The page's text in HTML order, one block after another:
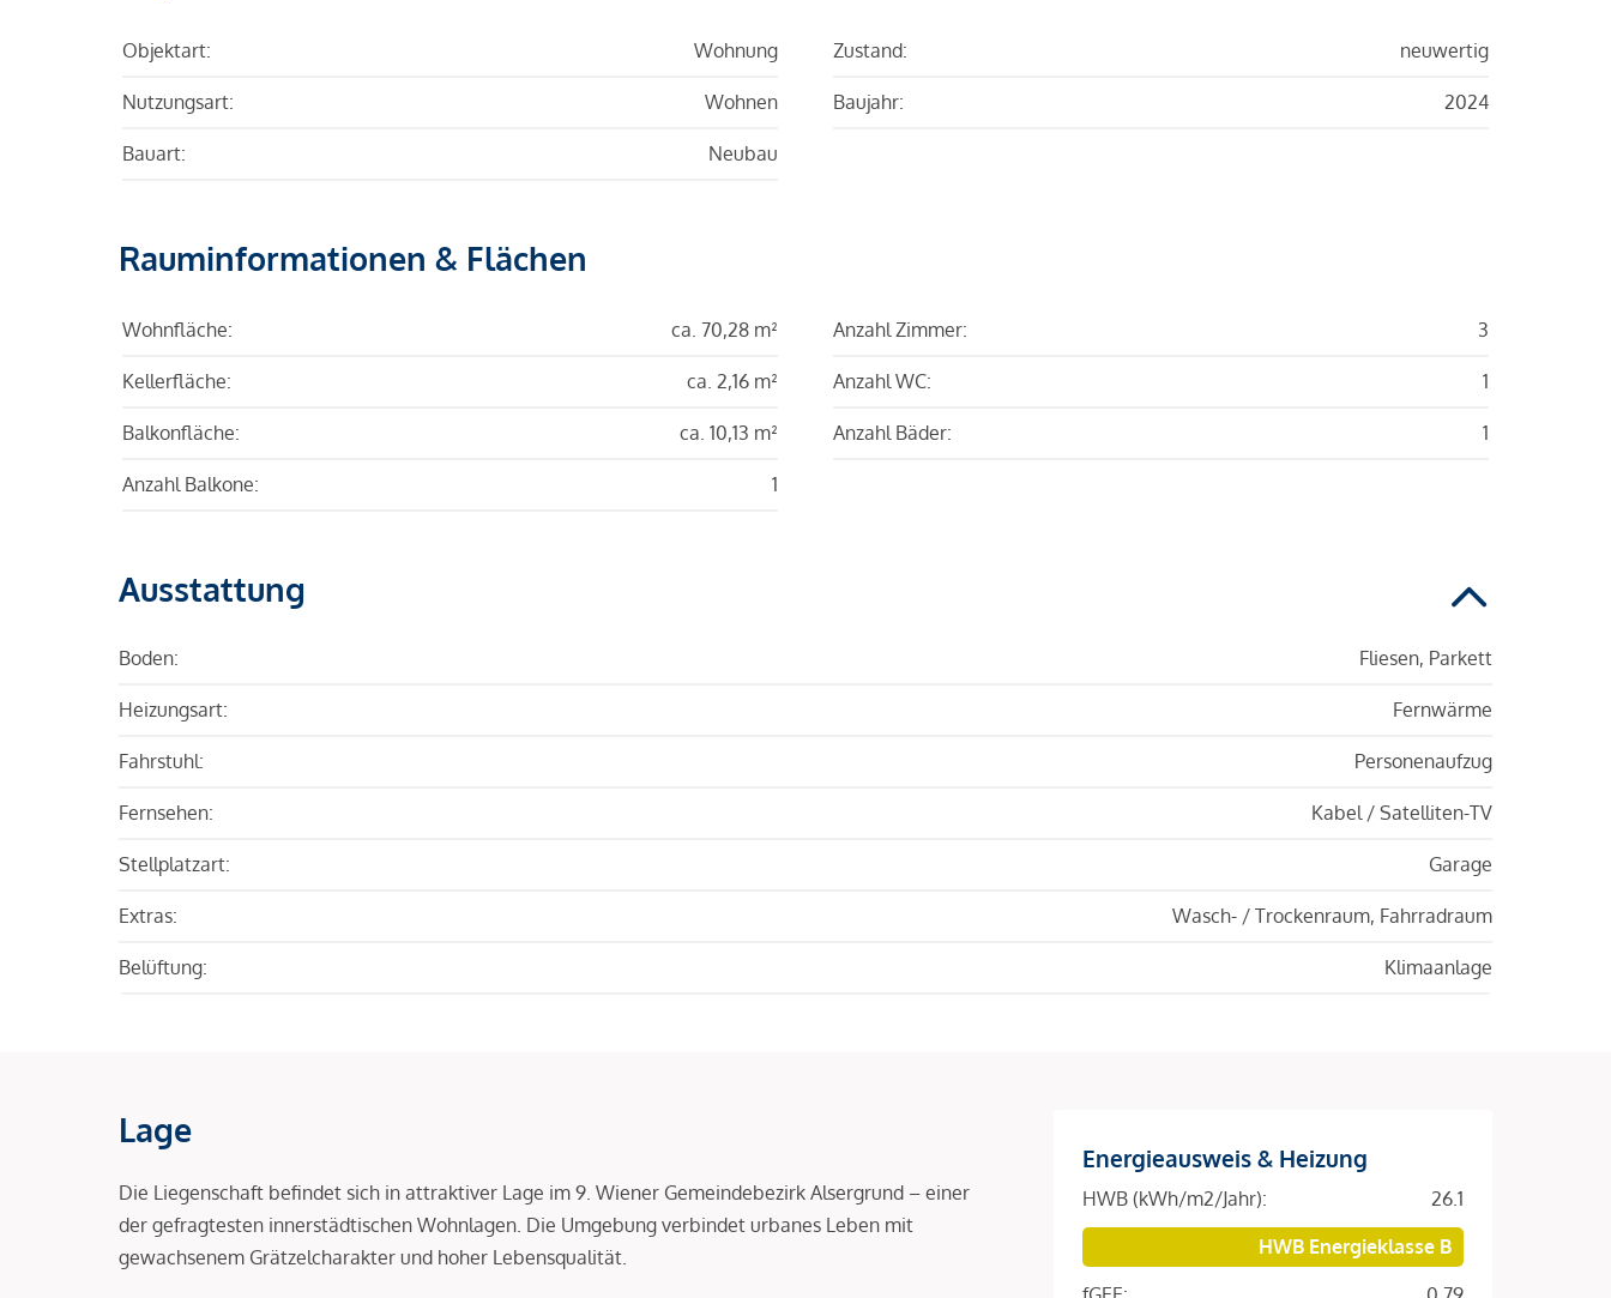
Objektart: Wohnung
Nutzungsart: Wohnen
Bauart: Neubau
Zustand: neuwertig
Baujahr: 2024
Rauminformationen & Flächen
Wohnfläche: ca. 70,28 m²
Kellerfläche: ca. 2,16 m²
Balkonfläche: ca. 10,13 m²
Anzahl Balkone: 1
Anzahl Zimmer: 3
Anzahl WC: 1
Anzahl Bäder: 1
Ausstattung
Boden: Fliesen, Parkett
Heizungsart: Fernwärme
Fahrstuhl: Personenaufzug
Fernsehen: Kabel / Satelliten-TV
Stellplatzart: Garage
Extras: Wasch- / Trockenraum, Fahrradraum
Belüftung: Klimaanlage
Lage
Die Liegenschaft befindet sich in attraktiver Lage im 9. Wiener Gemeindebezirk Alsergrund – einer
der gefragtesten innerstädtischen Wohnlagen. Die Umgebung verbindet urbanes Leben mit
gewachsenem Grätzelcharakter und hoher Lebensqualität.
Energieausweis & Heizung
HWB (kWh/m2/Jahr):
26.1
HWB Energieklasse B